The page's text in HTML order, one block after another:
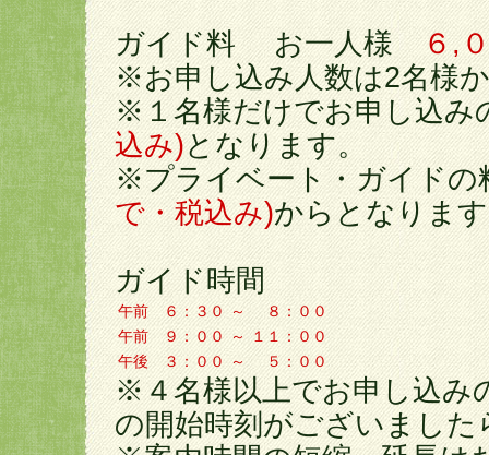
ガイド料 お一人様６,
※お申し込み人数は2名様
※１名様だけでお申し込
込み)となります。
※プライベート・ガイド
で・税込み)からとなりま
ガイド時間
午前 ６： ３０ ～ ８： ０ ０
午前 ９：００ ～ １１：００
午後
３：００ ～ ５：００
※４名様以上でお申し込み
の開始時刻がございました